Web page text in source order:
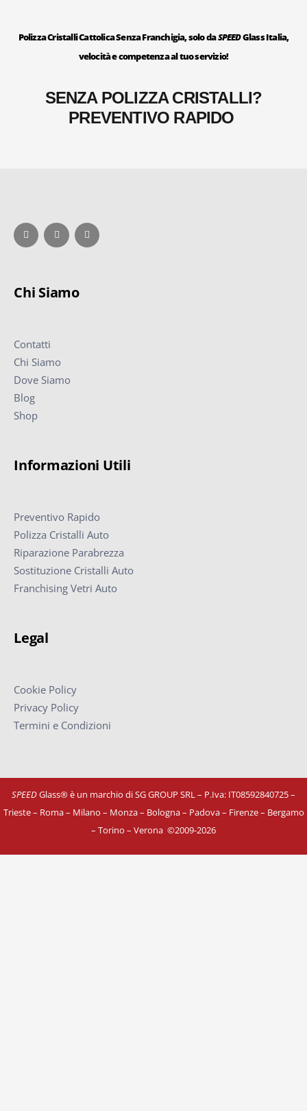
Polizza Cristalli Cattolica Senza Franchigia, solo daSPEEDGlass Italia,
velocità e competenza al tuo servizio!
SENZA POLIZZA CRISTALLI?
PREVENTIVO RAPIDO
Chi Siamo
Contatti
Chi Siamo
Dove Siamo
Blog
Shop
Informazioni Utili
Preventivo Rapido
Polizza Cristalli Auto
Riparazione Parabrezza
Sostituzione Cristalli Auto
Franchising Vetri Auto
Legal
Cookie Policy
Privacy Policy
Termini e Condizioni
SPEEDGlass® è un marchio di SG GROUP SRL – P.Iva: IT08592840725–
Trieste – Roma – Milano – Monza – Bologna – Padova – Firenze – Bergamo
– Torino – Verona ©2009-2026